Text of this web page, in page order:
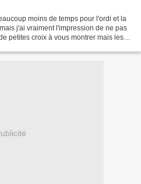
moins de temps pour l'ordi et la
j'ai vraiment l'impression de ne pas
petites croix à vous montrer mais les